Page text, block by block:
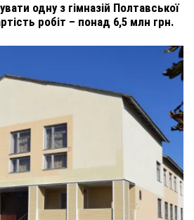
одну з гімназій Полтавської
робіт – понад 6,5 млн грн.